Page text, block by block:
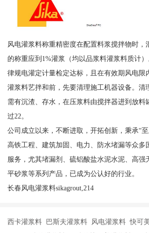
风电灌浆料称重精密度在配置料浆搅拌物时，
的称重应到1%灌浆（均以品浆料灌浆料质计
律规电灌定计量检定达标，且在有效期风电限
灌浆料艺拌和前，先要清理施工机器设备。清
需有沉渣、存水，在压浆料由搅拌器进到放料
过22。
公司成立以来，不断进取，开拓创新，秉承“
高铁工程、建筑加固、电力、防水堵漏等众多
服务，尤其堵漏剂、硫铝酸盐水泥水泥、高强
平砂浆等系列产品，已成为公认好的行业。
长春风电灌浆料sikagrout,214
西卡灌浆料 巴斯夫灌浆料 风电灌浆料 快可